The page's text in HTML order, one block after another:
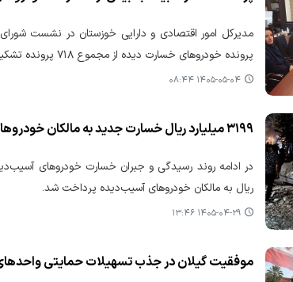
پرونده خودروهای خسارت دیده از مجموع ۷۱۸ پرونده تشکیل شده در استان خوزستان یعنی پرداخت خسارت بیمه به حدود ۸۰ درصد از پرونده ها خبر داد.
۱۴۰۵-۰۵-۰۴ ۰۸:۴۴
۳۱۹۹ میلیارد ریال خسارت جدید به مالکان خودروهای آسیب‌دیده جنگ رمضان پرداخت شد
ریال به مالکان خودروهای آسیب‌دیده پرداخت شد.
۱۴۰۵-۰۴-۲۹ ۱۳:۴۶
موفقیت گیلان در جذب تسهیلات حمایتی